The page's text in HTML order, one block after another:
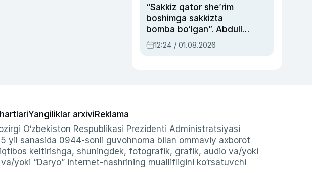
“Sakkiz qator she’rim
boshimga sakkizta
bomba bo‘lgan”. Abdulla
Oripovni siyosiy
ayblovlardan asrab
12:24 / 01.08.2026
Yangiliklar arxiviReklama
O‘zbekiston Respublikasi Prezidenti Administratsiyasi
yil sanasida 0944-sonli guvohnoma bilan ommaviy axborot
keltirishga, shuningdek, fotografik, grafik, audio va/yoki
yoki “Daryo” internet-nashrining muallifligini ko‘rsatuvchi